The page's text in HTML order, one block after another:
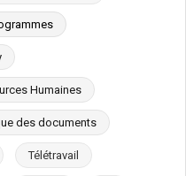
Humaines
des documents
Télétravail